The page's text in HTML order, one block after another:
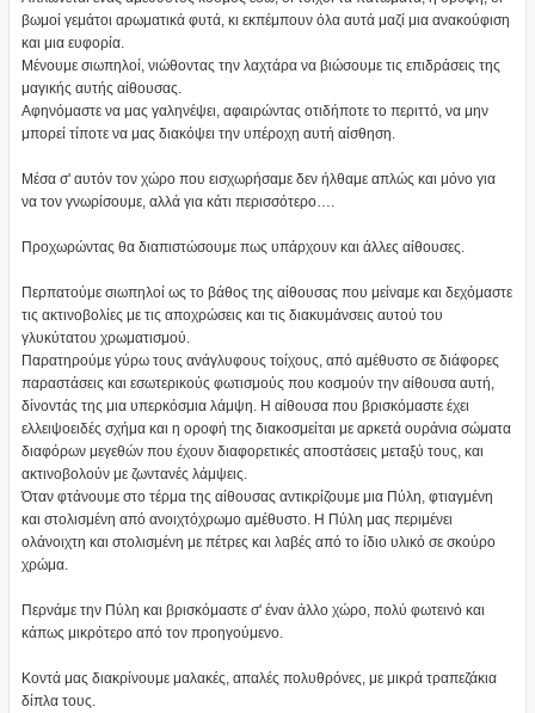
βωμοί γεμάτοι αρωματικά φυτά, κι εκπέμπουν όλα αυτά μαζί μια ανακούφιση
και μια ευφορία.
Μένουμε σιωπηλοί, νιώθοντας την λαχτάρα να βιώσουμε τις επιδράσεις της
μαγικής αυτής αίθουσας.
Αφηνόμαστε να μας γαληνέψει, αφαιρώντας οτιδήποτε το περιττό, να μην
μπορεί τίποτε να μας διακόψει την υπέροχη αυτή αίσθηση.
Μέσα σ' αυτόν τον χώρο που εισχωρήσαμε δεν ήλθαμε απλώς και μόνο για
να τον γνωρίσουμε, αλλά για κάτι περισσότερο….
Προχωρώντας θα διαπιστώσουμε πως υπάρχουν και άλλες αίθουσες.
Περπατούμε σιωπηλοί ως το βάθος της αίθουσας που μείναμε και δεχόμαστε
τις ακτινοβολίες με τις αποχρώσεις και τις διακυμάνσεις αυτού του
γλυκύτατου χρωματισμού.
Παρατηρούμε γύρω τους ανάγλυφους τοίχους, από αμέθυστο σε διάφορες
παραστάσεις και εσωτερικούς φωτισμούς που κοσμούν την αίθουσα αυτή,
δίνοντάς της μια υπερκόσμια λάμψη. Η αίθουσα που βρισκόμαστε έχει
ελλειψοειδές σχήμα και η οροφή της διακοσμείται με αρκετά ουράνια σώματα
διαφόρων μεγεθών που έχουν διαφορετικές αποστάσεις μεταξύ τους, και
ακτινοβολούν με ζωντανές λάμψεις.
Όταν φτάνουμε στο τέρμα της αίθουσας αντικρίζουμε μια Πύλη, φτιαγμένη
και στολισμένη από ανοιχτόχρωμο αμέθυστο. Η Πύλη μας περιμένει
ολάνοιχτη και στολισμένη με πέτρες και λαβές από το ίδιο υλικό σε σκούρο
χρώμα.
Περνάμε την Πύλη και βρισκόμαστε σ' έναν άλλο χώρο, πολύ φωτεινό και
κάπως μικρότερο από τον προηγούμενο.
Κοντά μας διακρίνουμε μαλακές, απαλές πολυθρόνες, με μικρά τραπεζάκια
δίπλα τους.